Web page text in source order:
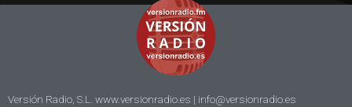
Versión Radio, S.L. www.versionradio.es | info@versionradio.es